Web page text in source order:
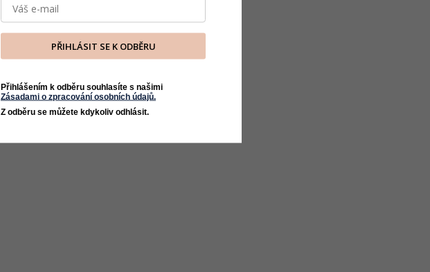
PŘIHLÁSIT SE K ODBĚRU
Přihlášením k odběru souhlasíte s našimi
Zásadami o zpracování osobních údajů.
Z odběru se můžete kdykoliv odhlásit.